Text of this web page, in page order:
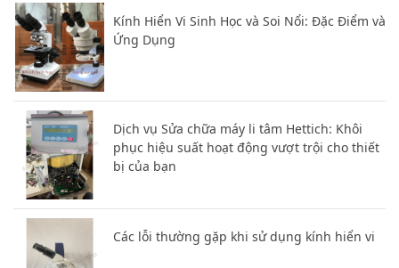
Kính Hiển Vi Sinh Học và Soi Nổi: Đặc Điểm và
Ứng Dụng
Dịch vụ Sửa chữa máy li tâm Hettich: Khôi
phục hiệu suất hoạt động vượt trội cho thiết
bị của bạn
Các lỗi thường gặp khi sử dụng kính hiển vi